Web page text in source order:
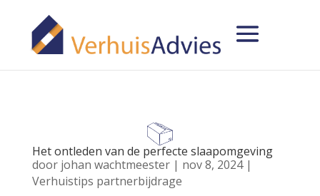
Het ontleden van de perfecte slaapomgeving
door johan wachtmeester| nov 8, 2024|
Verhuistips partnerbijdrage